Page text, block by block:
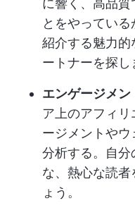
に響く、高品質
とをやってい
紹介する魅力
ートナーを探し
エンゲージメン
ア上のアフィ
ージメントや
分析する。自分
な、熱心な読者
ょう。